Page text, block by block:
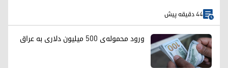
44 دقیقه پیش
ورود محموله‌ی ۵۰۰ میلیون دلاری به عراق